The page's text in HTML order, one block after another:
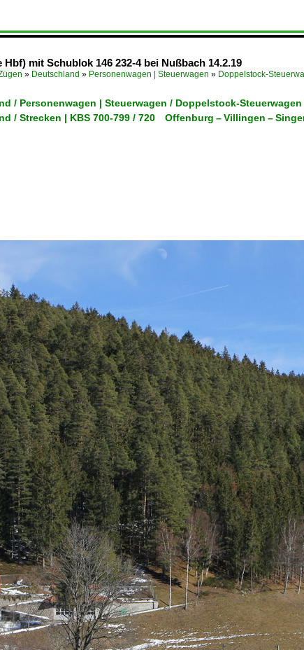
mit Schublok 146 232-4 bei Nußbach 14.2.19
» Deutschland » Personenwagen | Steuerwagen » Doppelstock-
/ Personenwagen | Steuerwagen / Doppelstock-
/ Strecken | KBS 700-799 / 720 Offenburg – Villingen –